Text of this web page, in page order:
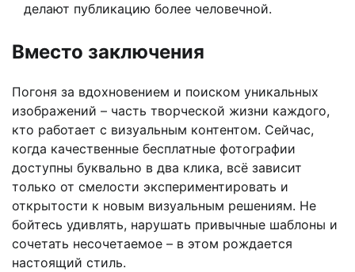
делают публикацию более человечной.
Вместо заключения
Погоня за вдохновением и поиском уникальных
изображений – часть творческой жизни каждого,
кто работает с визуальным контентом. Сейчас,
когда качественные бесплатные фотографии
доступны буквально в два клика, всё зависит
только от смелости экспериментировать и
открытости к новым визуальным решениям. Не
бойтесь удивлять, нарушать привычные шаблоны и
сочетать несочетаемое – в этом рождается
настоящий стиль.